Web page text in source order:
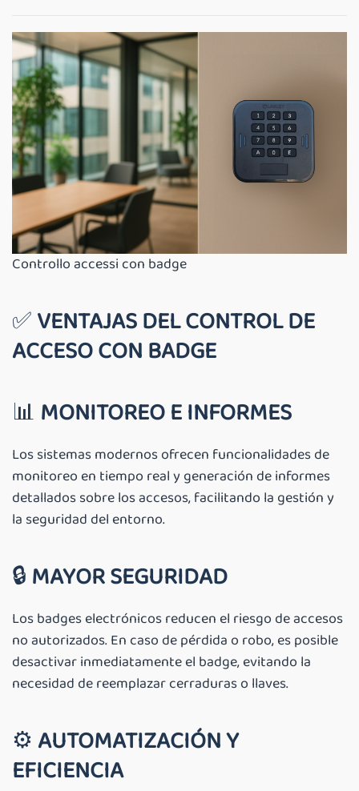
Controllo accessi con badge
✅VENTAJAS DEL CONTROL DE
ACCESO CON BADGE
📊 MONITOREO E INFORMES
Los sistemas modernos ofrecen funcionalidades de
monitoreo en tiempo real y generación de informes
detallados sobre los accesos, facilitando la gestión y
la seguridad del entorno.
🔒MAYOR SEGURIDAD
Los badges electrónicos reducen el riesgo de accesos
no autorizados. En caso de pérdida o robo, es posible
desactivar inmediatamente el badge, evitando la
necesidad de reemplazar cerraduras o llaves.
⚙️AUTOMATIZACIÓN Y
EFICIENCIA